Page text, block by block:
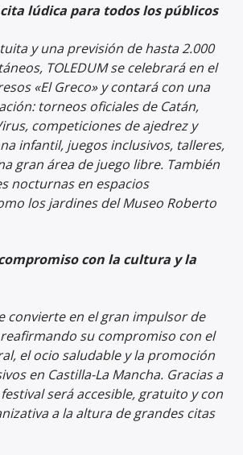
cita lúdica para todos los públicos
y una previsión de hasta 2.000
TOLEDUM se celebrará en el
«El Greco» y contará con una
torneos oficiales de Catán,
competiciones de ajedrez y
infantil, juegos inclusivos, talleres,
gran área de juego libre. También
nocturnas en espacios
los jardines del Museo Roberto
con la cultura y la
convierte en el gran impulsor de
reafirmando su compromiso con el
el ocio saludable y la promoción
en Castilla-La Mancha. Gracias a
será accesible, gratuito y con
a la altura de grandes citas